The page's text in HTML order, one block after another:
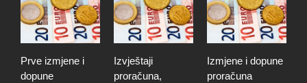
Prve izmjene i
dopune
Izvještaji
proračuna,
Izmjene i dopune
proračuna